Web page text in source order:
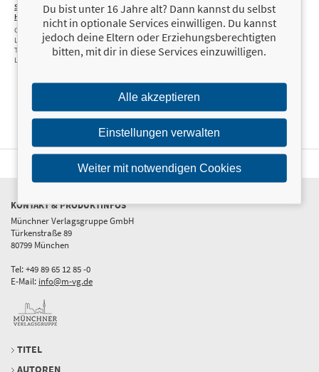
12,99 €
Speed My
Heart
Geschwindigkeit,
Liebe, Gefahr: Der 2.
Teil der Supercross-
Love-Reihe
12,99 €
Speed Me
Up
Rasanter Auftakt der
spannenden New-
Adult-Reihe
12,00 €
My
Christmas
Wish
Gefühlvoller
Weihnachtsroman
KONTAKT & PRODUKTINFOS
Münchner Verlagsgruppe GmbH
Türkenstraße 89
80799 München
Tel: +49 89 65 12 85 -0
E-Mail: info@m-vg.de
TITEL
AUTOREN
Du bist unter 16 Jahre alt? Dann kannst du selbst
nicht in optionale Services einwilligen. Du kannst
jedoch deine Eltern oder Erziehungsberechtigten
bitten, mit dir in diese Services einzuwilligen.
Alle akzeptieren
Einstellungen verwalten
Weiter mit notwendigen Cookies